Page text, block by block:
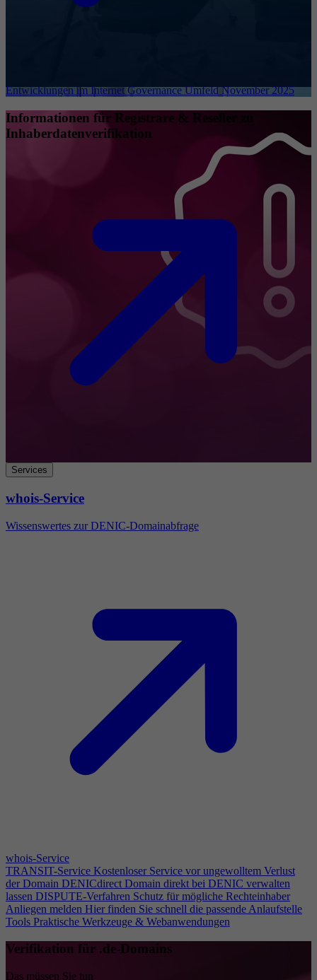
Entwicklungen im Internet Governance Umfeld November 2025
Informationen für Registrare & Reseller zu
Inhaberdatenverifikation
Services
whois-Service
Wissenswertes zur DENIC-Domainabfrage
whois-Service
TRANSIT-Service Kostenloser Service vor ungewolltem Verlust
der Domain DENICdirect Domain direkt bei DENIC verwalten
lassen DISPUTE-Verfahren Schutz für mögliche Rechteinhaber
Anliegen melden Hier finden Sie schnell die passende Anlaufstelle
Tools Praktische Werkzeuge & Webanwendungen
Verifikation für .de-Domains
Das müssen Sie tun